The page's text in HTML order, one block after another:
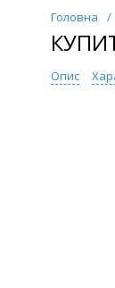
Головна /
Опис